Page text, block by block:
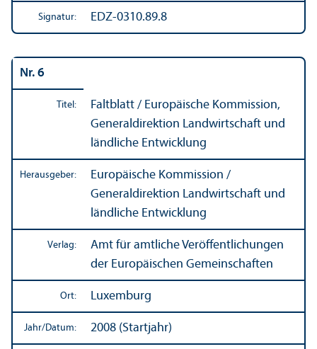
Signatur: EDZ-0310.89.8
Nr. 6
Titel:
Faltblatt / Europäische Kommission,
Generaldirektion Landwirtschaft und
ländliche Entwicklung
Herausgeber:
Europäische Kommission /
Generaldirektion Landwirtschaft und
ländliche Entwicklung
Verlag:
Amt für amtliche Veröffentlichungen
der Europäischen Gemeinschaften
Ort: Luxemburg
Jahr/Datum: 2008 (Startjahr)